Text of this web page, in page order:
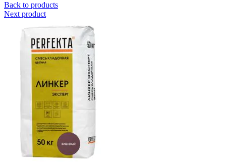
Back to products
Next product